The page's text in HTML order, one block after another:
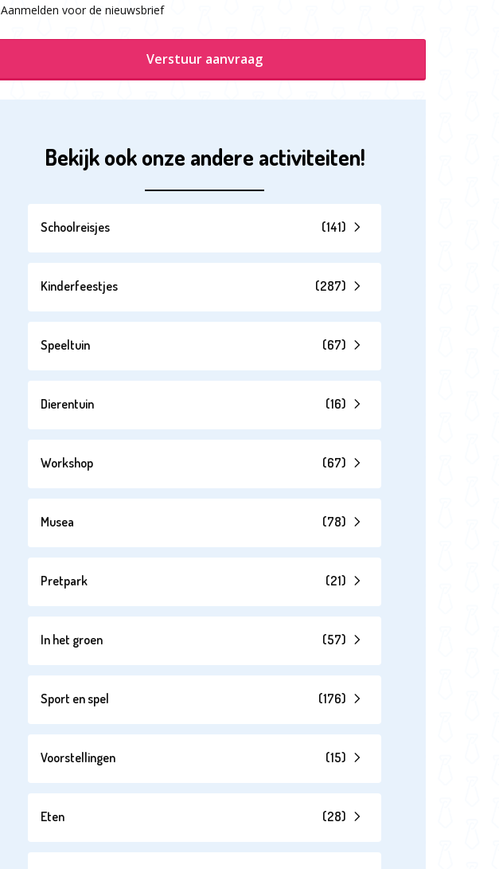
Aanmelden voor de nieuwsbrief
Verstuur aanvraag
Bekijk ook onze andere activiteiten!
Schoolreisjes (141)
Kinderfeestjes (287)
Speeltuin (67)
Dierentuin (16)
Workshop (67)
Musea (78)
Pretpark (21)
In het groen (57)
Sport en spel (176)
Voorstellingen (15)
Eten (28)